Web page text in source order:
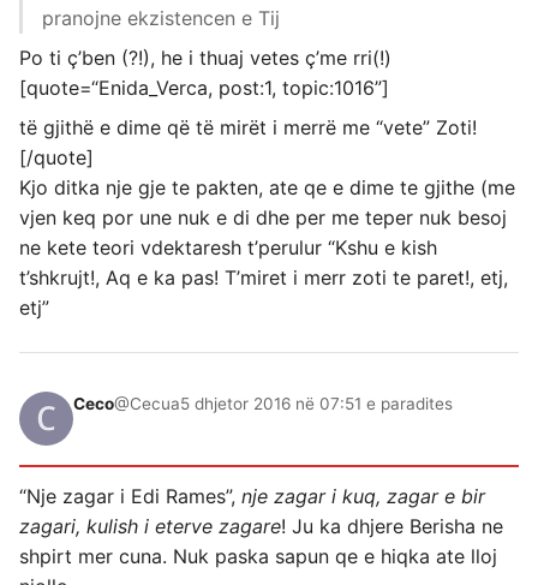
pranojne ekzistencen e Tij
Po ti ç’ben (?!), he i thuaj vetes ç’me rri(!)
[quote=“Enida_Verca, post:1, topic:1016”]
të gjithë e dime që të mirët i merrë me “vete” Zoti!
[/quote]
Kjo ditka nje gje te pakten, ate qe e dime te gjithe (me
vjen keq por une nuk e di dhe per me teper nuk besoj
ne kete teori vdektaresh t’perulur “Kshu e kish
t’shkrujt!, Aq e ka pas! T’miret i merr zoti te paret!, etj,
etj”
Ceco@Cecua5 dhjetor 2016 në 07:51 e paradites
“Nje zagar i Edi Rames”, nje zagar i kuq, zagar e bir
zagari, kulish i eterve zagare! Ju ka dhjere Berisha ne
shpirt mer cuna. Nuk paska sapun qe e hiqka ate lloj